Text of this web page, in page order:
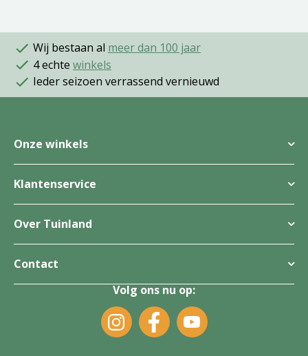
Wij bestaan al meer dan 100 jaar
4 echte winkels
Ieder seizoen verrassend vernieuwd
Onze winkels
Klantenservice
Over Tuinland
Contact
Volg ons nu op: